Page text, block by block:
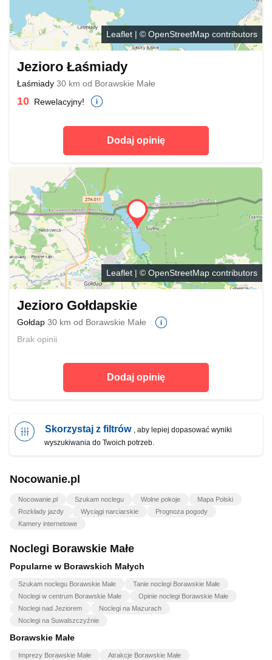
Leaflet | © OpenStreetMap contributors
Jezioro Łaśmiady
Łaśmiady 30 km od Borawskie Małe
10 Rewelacyjny!
Dodaj opinię
Leaflet| © OpenStreetMap contributors
Jezioro Gołdapskie
Gołdap 30 km od Borawskie Małe
Brak opinii
Dodaj opinię
Skorzystaj z filtrów , aby lepiej dopasować wyniki
wyszukiwania do Twoich potrzeb.
Nocowanie.pl
Nocowanie.pl Szukam noclegu Wolne pokoje
Mapa Polski
Rozkłady jazdy
Wyciągi narciarskie
Prognoza pogody
Kamery internetowe
Noclegi Borawskie Małe
Popularne w Borawskich Małych
Szukam noclegu Borawskie Małe
Tanie noclegi Borawskie Małe
Noclegi w centrum Borawskie Małe
Opinie noclegi Borawskie Małe
Noclegi nad Jeziorem
Noclegi na Mazurach
Noclegi na Suwalszczyźnie
Borawskie Małe
Imprezy Borawskie Małe
Atrakcje Borawskie Małe